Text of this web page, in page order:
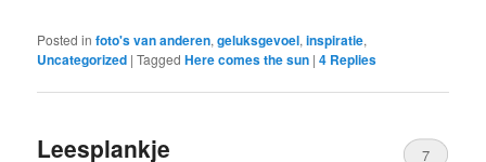
Posted in foto's van anderen,geluksgevoel,inspiratie,
Uncategorized |Tagged Here comes the sun |4 Replies
Leesplankje 7